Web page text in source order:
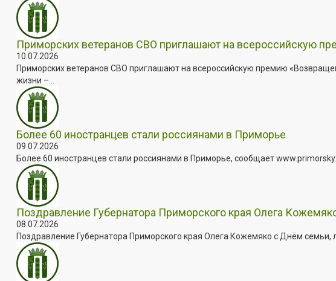
Приморских ветеранов СВО приглашают на всероссийскую
10.07.2026
Приморских ветеранов СВО приглашают на всероссийскую премию
жизни –...
Более 60 иностранцев стали россиянами в Приморье
09.07.2026
Более 60 иностранцев стали россиянами в Приморье, сообщает
Поздравление Губернатора Приморского края Олега
08.07.2026
Поздравление Губернатора Приморского края Олега Кожемяко с Днём